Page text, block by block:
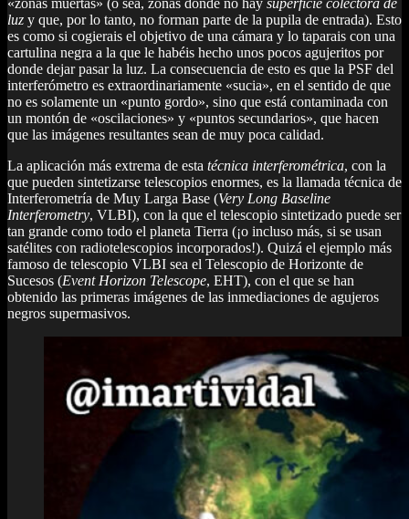
luz y que, por lo tanto, no forman parte de la pupila de entrada). Esto
es como si cogierais el objetivo de una cámara y lo taparais con una
cartulina negra a la que le habéis hecho unos pocos agujeritos por
donde dejar pasar la luz. La consecuencia de esto es que la PSF del
interferómetro es extraordinariamente «sucia», en el sentido de que
no es solamente un «punto gordo», sino que está contaminada con
un montón de «oscilaciones» y «puntos secundarios», que hacen
que las imágenes resultantes sean de muy poca calidad.
La aplicación más extrema de esta técnica interferométrica, con la
que pueden sintetizarse telescopios enormes, es la llamada técnica de
Interferometría de Muy Larga Base (Very Long Baseline
Interferometry, VLBI), con la que el telescopio sintetizado puede ser
tan grande como todo el planeta Tierra (¡o incluso más, si se usan
satélites con radiotelescopios incorporados!). Quizá el ejemplo más
famoso de telescopio VLBI sea el Telescopio de Horizonte de
Sucesos (Event Horizon Telescope, EHT), con el que se han
obtenido las primeras imágenes de las inmediaciones de agujeros
negros supermasivos.